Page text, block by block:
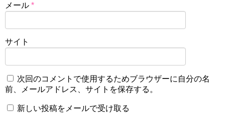
メール *
サイト
次回のコメントで使用するためブラウザーに自分の名
前、メールアドレス、サイトを保存する。
新しい投稿をメールで受け取る